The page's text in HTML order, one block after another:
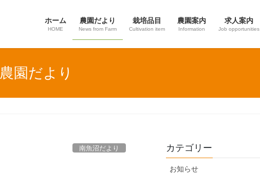
ホーム
HOME
農園だより
News from Farm
栽培品目
Cultivation item
農園案内
Information
求人案内
Job opportunities
農園だより
南魚沼だより カテゴリー
お知らせ